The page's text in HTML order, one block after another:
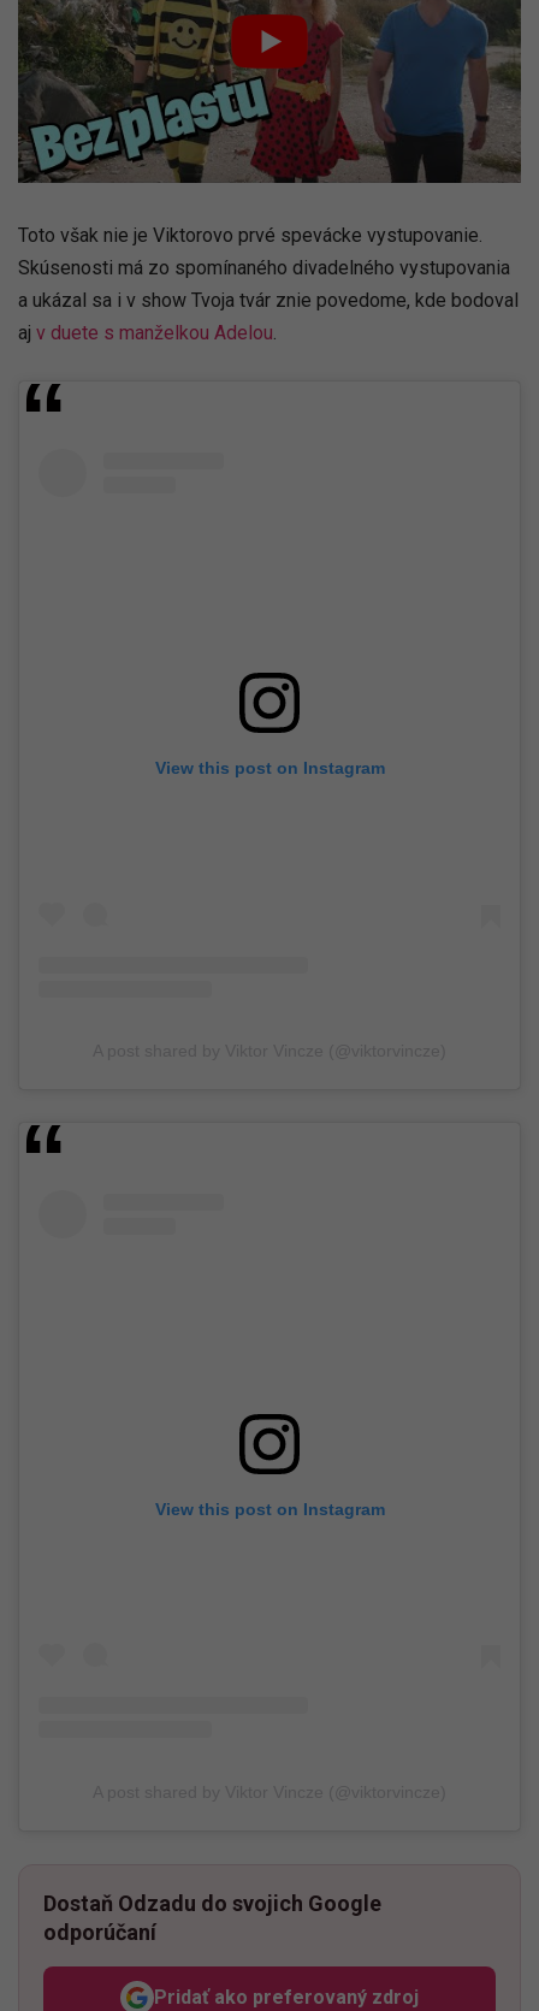
Toto však nie je Viktorovo prvé spevácke vystupovanie.
Skúsenosti má zo spomínaného divadelného vystupovania
a ukázal sa i v show Tvoja tvár znie povedome, kde bodoval
aj v duete s manželkou Adelou.
View this post on Instagram
View this post on Instagram
Dostaň Odzadu do svojich Google
odporúčaní
Pridať ako preferovaný zdroj